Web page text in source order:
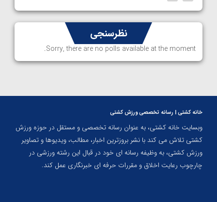
نظرسنجی
Sorry, there are no polls available at the moment.
خانه کشتی | رسانه تخصصی ورزش کشتی
وبسایت خانه کشتی، به عنوان رسانه تخصصی و مستقل در حوزه ورزش
کشتی تلاش می کند با نشر بروزترین اخبار، مطالب، ویدیوها و تصاویر
ورزش کشتی، به وظیفه رسانه ای خود در قبال این رشته ورزشی در
چارچوب رعایت اخلاق و مقررات حرفه ای خبرنگاری عمل کند.